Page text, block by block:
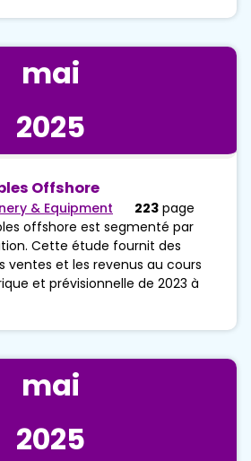
mai
2025
Offshore
& Equipment 223 page
offshore est segmenté par
Cette étude fournit des
ventes et les revenus au cours
et prévisionnelle de 2023 à
mai
2025